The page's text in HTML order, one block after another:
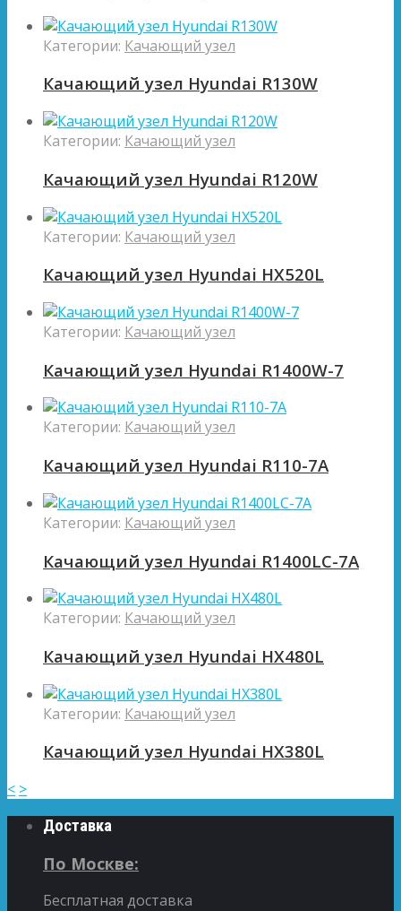
Категории: Качающий узел
Качающий узел Hyundai R130W
Категории: Качающий узел
Качающий узел Hyundai R120W
Категории: Качающий узел
Качающий узел Hyundai HX520L
Категории: Качающий узел
Качающий узел Hyundai R1400W-7
Категории: Качающий узел
Качающий узел Hyundai R110-7A
Категории: Качающий узел
Качающий узел Hyundai R1400LC-7A
Категории: Качающий узел
Качающий узел Hyundai HX480L
Категории: Качающий узел
Качающий узел Hyundai HX380L
< >
Доставка
По Москве:
Бесплатная доставка